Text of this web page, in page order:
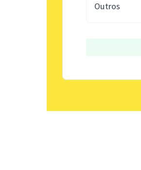
Outros